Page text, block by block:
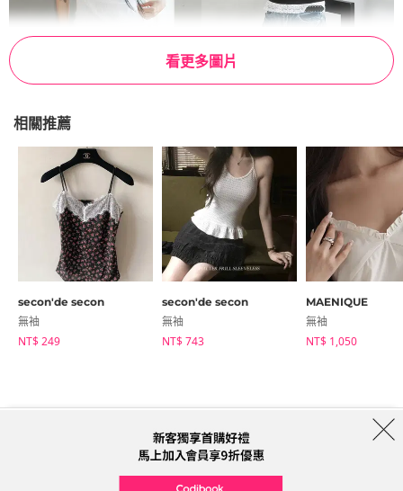
看更多圖片
相關推薦
secon'de secon
無袖
NT$ 249
secon'de secon
無袖
NT$ 743
MAENIQUE
無袖
NT$ 1,050